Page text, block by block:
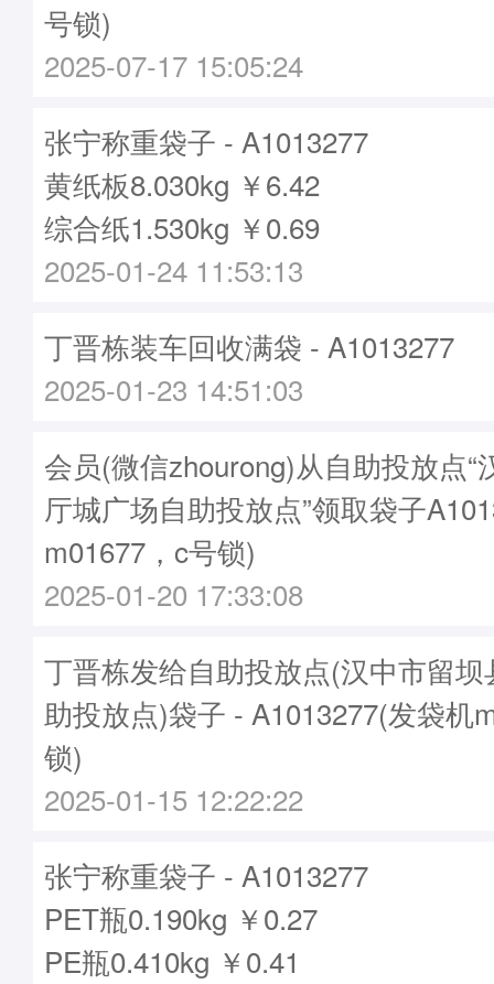
号锁)
2025-07-17 15:05:24
张宁称重袋子 - A1013277
黄纸板8.030kg ￥6.42
综合纸1.530kg ￥0.69
2025-01-24 11:53:13
丁晋栋装车回收满袋 - A1013277
2025-01-23 14:51:03
会员(微信zhourong)从自助投放点“
厅城广场自助投放点”领取袋子
m01677，c号锁)
2025-01-20 17:33:08
丁晋栋发给自助投放点(汉中市留
助投放点)袋子 - A1013277(发袋机
锁)
2025-01-15 12:22:22
张宁称重袋子 - A1013277
PET瓶0.190kg ￥0.27
PE瓶0.410kg ￥0.41